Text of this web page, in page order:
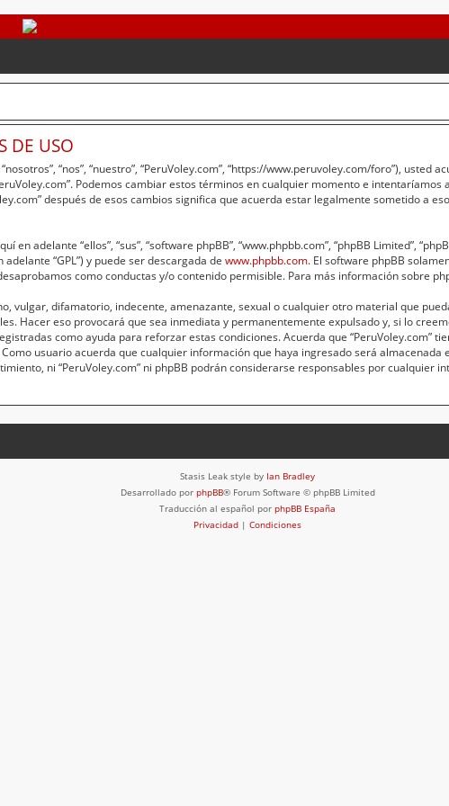
DE USO
“nos”, “nuestro”, “PeruVoley.com”, “https://www.peruvoley.com/foro”),
Podemos cambiar estos términos en cualquier momento e
después de esos cambios significa que acuerda estar legalmente sometido a
adelante “ellos”, “sus”, “software phpBB”, “www.phpbb.com”, “phpBB Limited”,
adelante “GPL”) y puede ser descargada de www.phpbb.com. El software phpBB
como conductas y/o contenido permisible. Para más información sobre
vulgar, difamatorio, indecente, amenazante, sexual o cualquier otro material que
Hacer eso provocará que sea inmediata y permanentemente expulsado y, si lo
como ayuda para reforzar estas condiciones. Acuerda que “PeruVoley.com”
usuario acuerda que cualquier información que haya ingresado será almacenada
ni “PeruVoley.com” ni phpBB podrán considerarse responsables por cualquier
Stasis Leak style by Ian Bradley
Desarrollado por phpBB® Forum Software © phpBB Limited
Traducción al español por phpBB España
Privacidad | Condiciones